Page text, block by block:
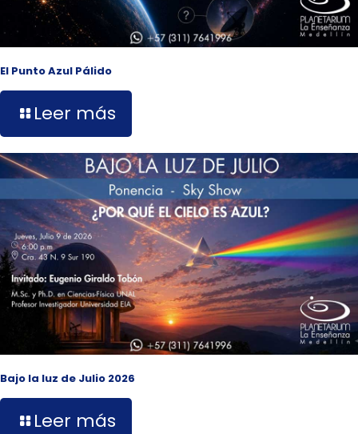
El Punto Azul Pálido
Leer más
Bajo la luz de Julio 2026
Leer más